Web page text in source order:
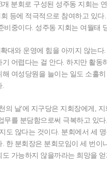
개 분회로 구성된 성주동 지회는
등에 적극적으로 참여하고 있
비중이다. 성주동 지회는 여월태
대와 운영에 힘을 아끼지 않는
어렵다는 걸 안다. 하지만 활
여성당원을 늘이는 일도 소홀
.
의 날'에 지구당은 지회장에게,
무를 분담함으로써 극복하고 있
도 않다는 것이다. 분회에서 세
한 분회장은 분회모임이 세 번
가능하지 않을까라는 희망을